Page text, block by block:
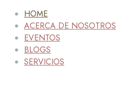
HOME
ACERCA DE NOSOTROS
EVENTOS
BLOGS
SERVICIOS